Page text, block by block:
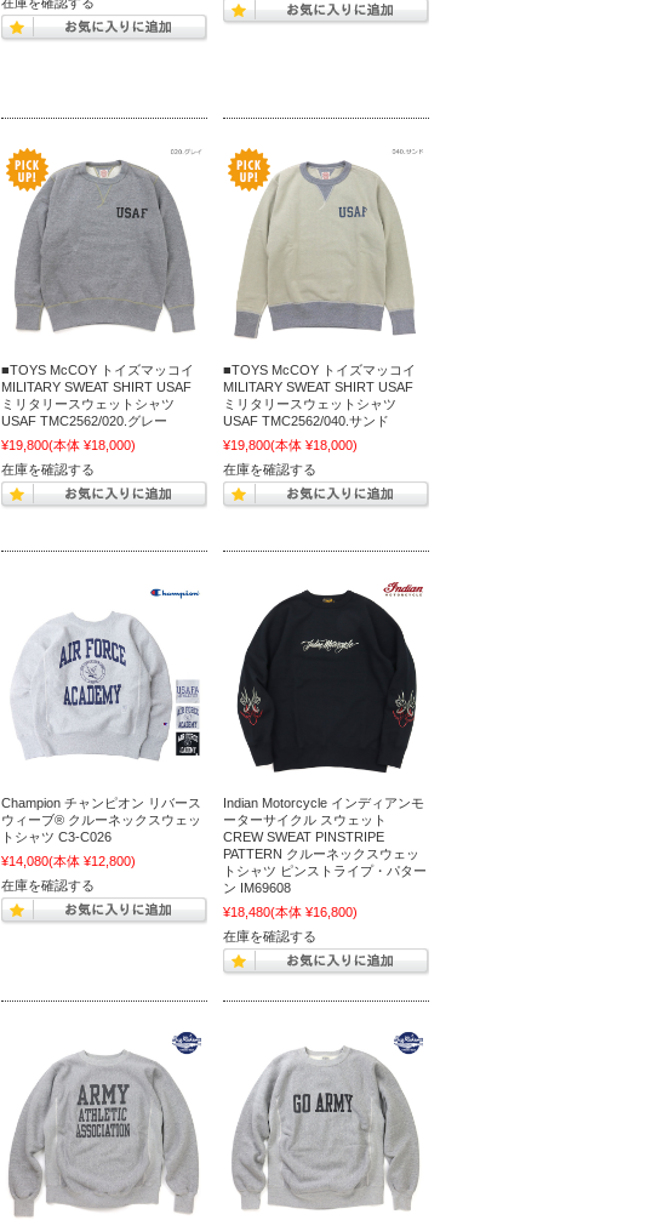
■TOYS McCOY トイズマッコイ
MILITARY SWEAT SHIRT USAF
ミリタリースウェットシャツ
USAF TMC2562/020.グレー
¥19,800(本体 ¥18,000)
在庫を確認する
■TOYS McCOY トイズマッコイ
MILITARY SWEAT SHIRT USAF
ミリタリースウェットシャツ
USAF TMC2562/040.サンド
¥19,800(本体 ¥18,000)
在庫を確認する
Champion チャンピオン リバース
ウィーブ® クルーネックスウェッ
トシャツ C3-C026
¥14,080(本体 ¥12,800)
在庫を確認する
Indian Motorcycle インディアンモ
ーターサイクル スウェット
CREW SWEAT PINSTRIPE
PATTERN クルーネックスウェッ
トシャツ ピンストライプ・パター
ン IM69608
¥18,480(本体 ¥16,800)
在庫を確認する